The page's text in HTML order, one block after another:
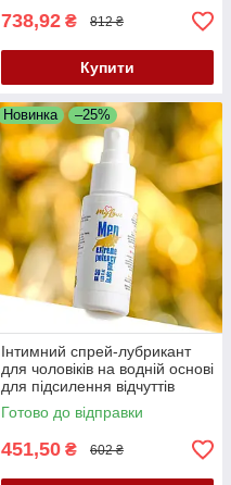
738,92 ₴ 812 ₴
Купити
Новинка –25%
Інтимний спрей-лубрикант
для чоловіків на водній основі
для підсилення відчуттів
MyLove Man Extreme Potency
Med Spray, 50 мл
Готово до відправки
451,50 ₴ 602 ₴